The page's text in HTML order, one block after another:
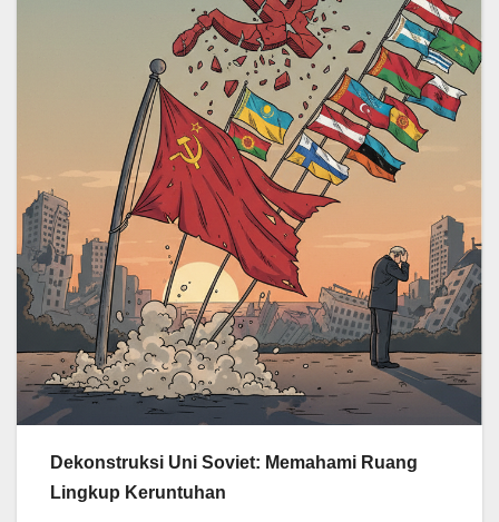
Dekonstruksi Uni Soviet: Memahami Ruang
Lingkup Keruntuhan